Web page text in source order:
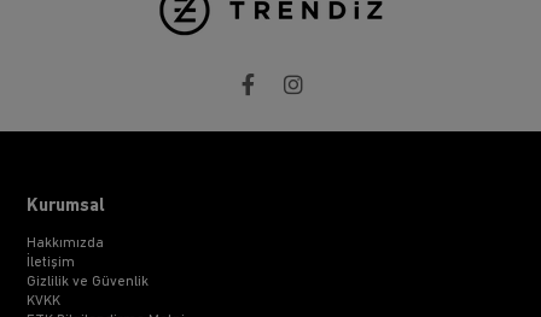
Kurumsal
Hakkımızda
İletişim
Gizlilik ve Güvenlik
KVKK